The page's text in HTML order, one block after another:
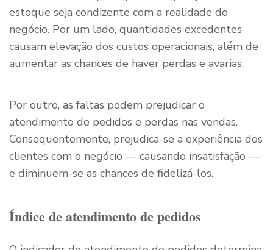
estoque seja condizente com a realidade do
negócio. Por um lado, quantidades excedentes
causam elevação dos custos operacionais, além de
aumentar as chances de haver perdas e avarias.
Por outro, as faltas podem prejudicar o
atendimento de pedidos e perdas nas vendas.
Consequentemente, prejudica-se a experiência dos
clientes com o negócio — causando insatisfação —
e diminuem-se as chances de fidelizá-los.
Índice de atendimento de pedidos